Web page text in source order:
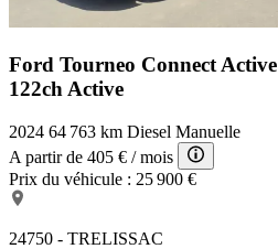
Ford Tourneo Connect Active
122ch Active
2024 64 763 km Diesel Manuelle
A partir de 405 € / mois
Prix du véhicule : 25 900 €
24750 - TRELISSAC